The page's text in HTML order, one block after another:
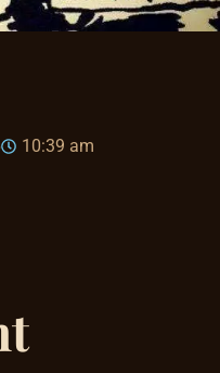
10:39 am